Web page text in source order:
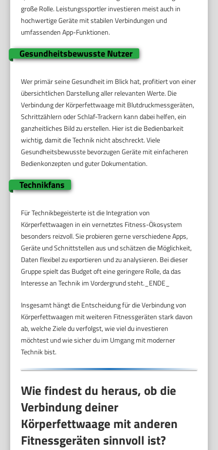
große Rolle. Leistungssportler investieren meist auch in
hochwertige Geräte mit stabilen Verbindungen und
umfassenden App-Funktionen.
Gesundheitsbewusste Nutzer
Wer primär seine Gesundheit im Blick hat, profitiert von einer
übersichtlichen Darstellung aller relevanten Werte. Die
Verbindung der Körperfettwaage mit Blutdruckmessgeräten,
Schrittzählern oder Schlaf-Trackern kann dabei helfen, ein
ganzheitliches Bild zu erstellen. Hier ist die Bedienbarkeit
wichtig, damit die Technik nicht abschreckt. Viele
Gesundheitsbewusste bevorzugen Geräte mit einfacheren
Bedienkonzepten und guter Dokumentation.
Technikfans
Für Technikbegeisterte ist die Integration von
Körperfettwaagen in ein vernetztes Fitness-Ökosystem
besonders reizvoll. Sie probieren gerne verschiedene Apps,
Geräte und Schnittstellen aus und schätzen die Möglichkeit,
Daten flexibel zu exportieren und zu analysieren. Bei dieser
Gruppe spielt das Budget oft eine geringere Rolle, da das
Interesse an Technik im Vordergrund steht._ENDE_
Insgesamt hängt die Entscheidung für die Verbindung von
Körperfettwaagen mit weiteren Fitnessgeräten stark davon
ab, welche Ziele du verfolgst, wie viel du investieren
möchtest und wie sicher du im Umgang mit moderner
Technik bist.
Wie findest du heraus, ob die
Verbindung deiner
Körperfettwaage mit anderen
Fitnessgeräten sinnvoll ist?